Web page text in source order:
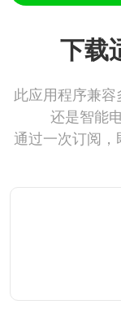
下载
此应用程序兼
还是智能
通过一次订阅